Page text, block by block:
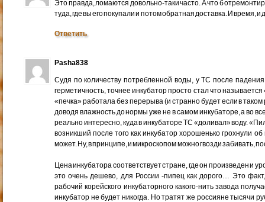
Это правда, ломаются довольно-таки часто. А что б
туда, где вы его покупали и потом обратная доставка. И время, и
Ответить
Pasha838
Судя по количеству потребленной воды, у ТС после
герметичность, точнее инкубатор просто стал что
«печка» работала без перерыва (и странно будет если в
доводя влажность до нормы уже не в самом инкубаторе, а во
реально интересно, куда в инкубаторе ТС «доливал» воду.
возникший после того как инкубатор хорошенько грохнули
может. Ну, в принципе, и микроскопом можно гвозди забивать,
Цена инкубатора соответствует стране, где он произведен
это очень дешево, для России -пипец как дорого… Это
рабочий корейского инкубаторного какого-нить завода
инкубатор не будет никогда. Но тратят же россияне тысячи